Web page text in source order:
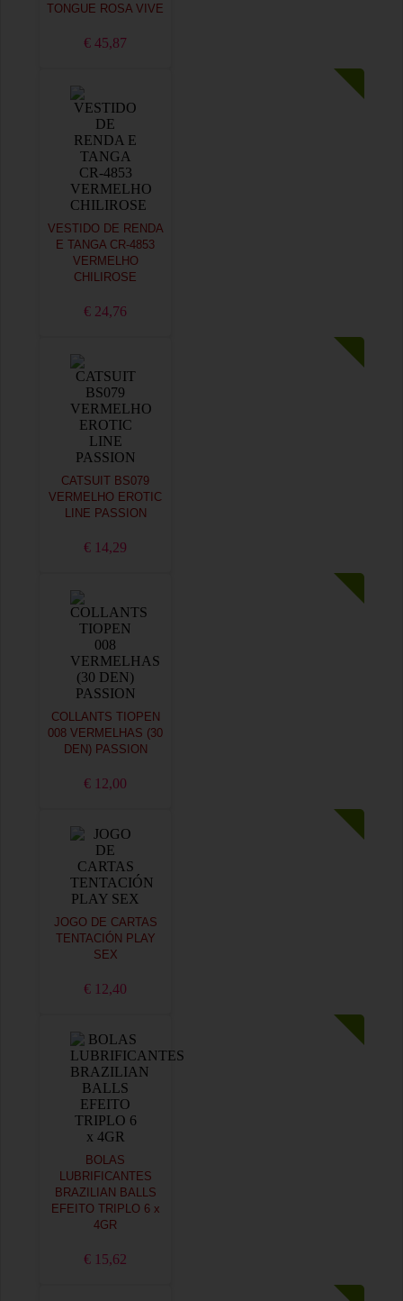
TONGUE ROSA VIVE
€ 45,87
VESTIDO DE RENDA
E TANGA CR-4853
VERMELHO
CHILIROSE
€ 24,76
CATSUIT BS079
VERMELHO EROTIC
LINE PASSION
€ 14,29
COLLANTS TIOPEN
008 VERMELHAS (30
DEN) PASSION
€ 12,00
JOGO DE CARTAS
TENTACIÓN PLAY
SEX
€ 12,40
BOLAS
LUBRIFICANTES
BRAZILIAN BALLS
EFEITO TRIPLO 6 x
4GR
€ 15,62